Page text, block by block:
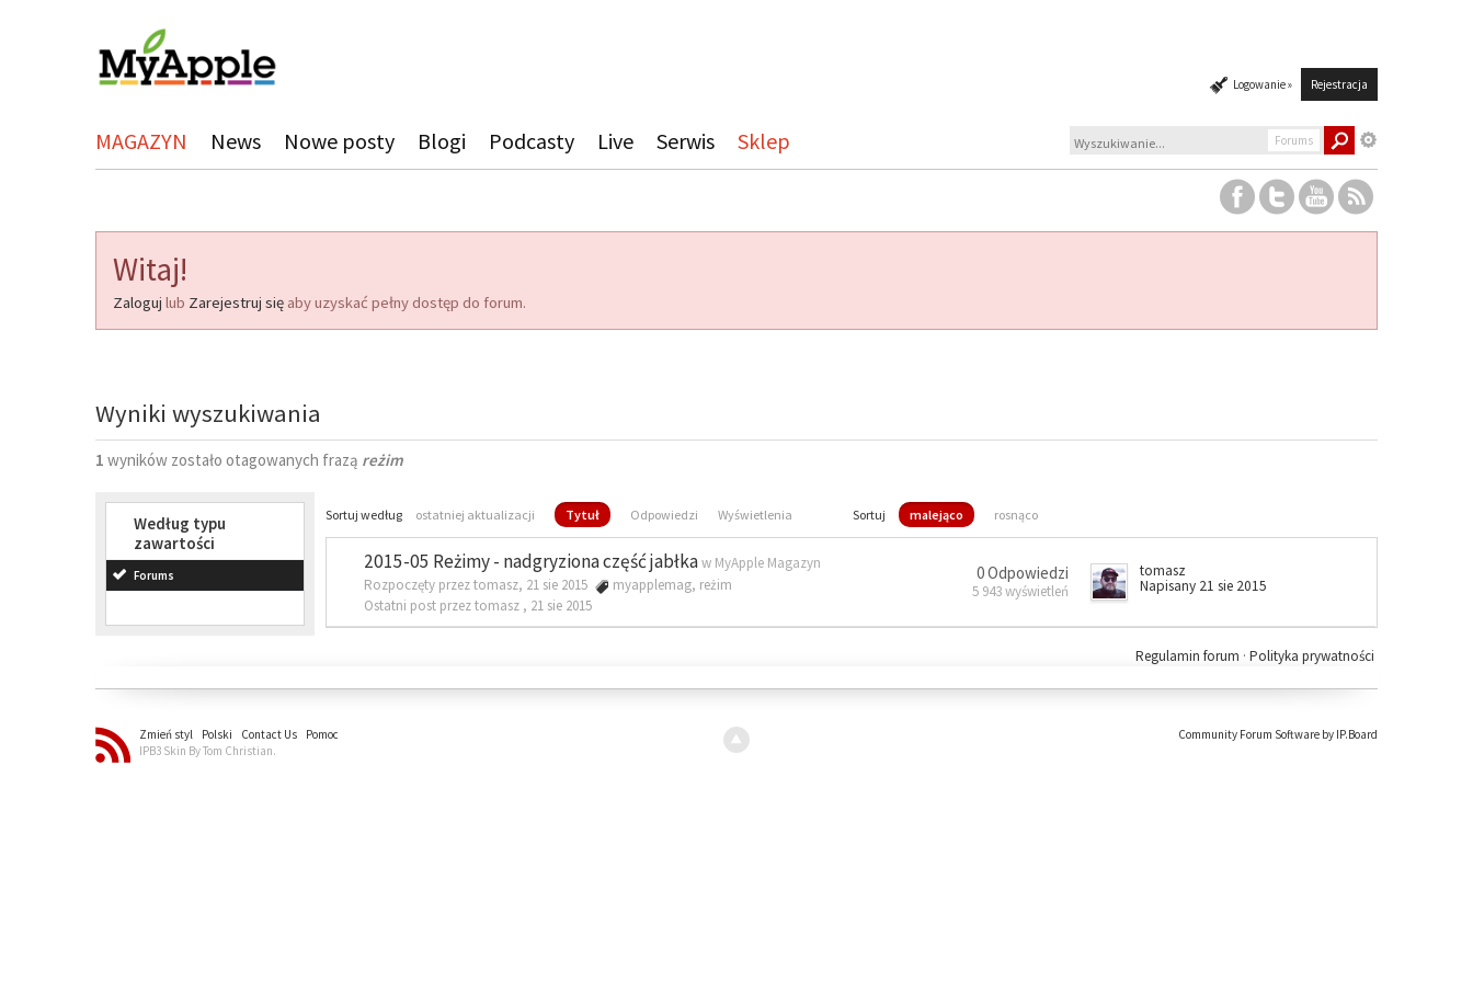
Logowanie » Rejestracja
MAGAZYN News Nowe posty Blogi Podcasty Live Serwis Sklep Forums
Witaj!
Zaloguj lub Zarejestruj się aby uzyskać pełny dostęp do forum.
Wyniki wyszukiwania
1 wyników zostało otagowanych frazą reżim
Według typu
zawartości
Forums
Sortuj według ostatniej aktualizacji Tytuł Odpowiedzi Wyświetlenia Sortuj malejąco rosnąco
2015-05 Reżimy - nadgryziona część jabłkaw MyApple Magazyn
Rozpoczęty przez tomasz, 21 sie 2015
myapplemag, reżim
Ostatni post przez tomasz , 21 sie 2015
0 Odpowiedzi
5 943 wyświetleń
tomasz
Napisany 21 sie 2015
Polityka prywatności
Regulamin forum ·
Zmień styl Polski Contact Us
Pomoc
IPB3 Skin By Tom Christian.
Community Forum Software by IP.Board